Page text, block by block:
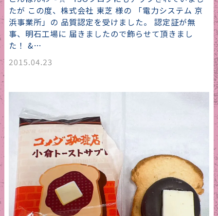
たが この度、株式会社 東芝 様の 「電力システム 京
浜事業所」の 品質認定を受けました。 認定証が無
事、明石工場に 届きましたので飾らせて頂きまし
た！ &…
2015.04.23